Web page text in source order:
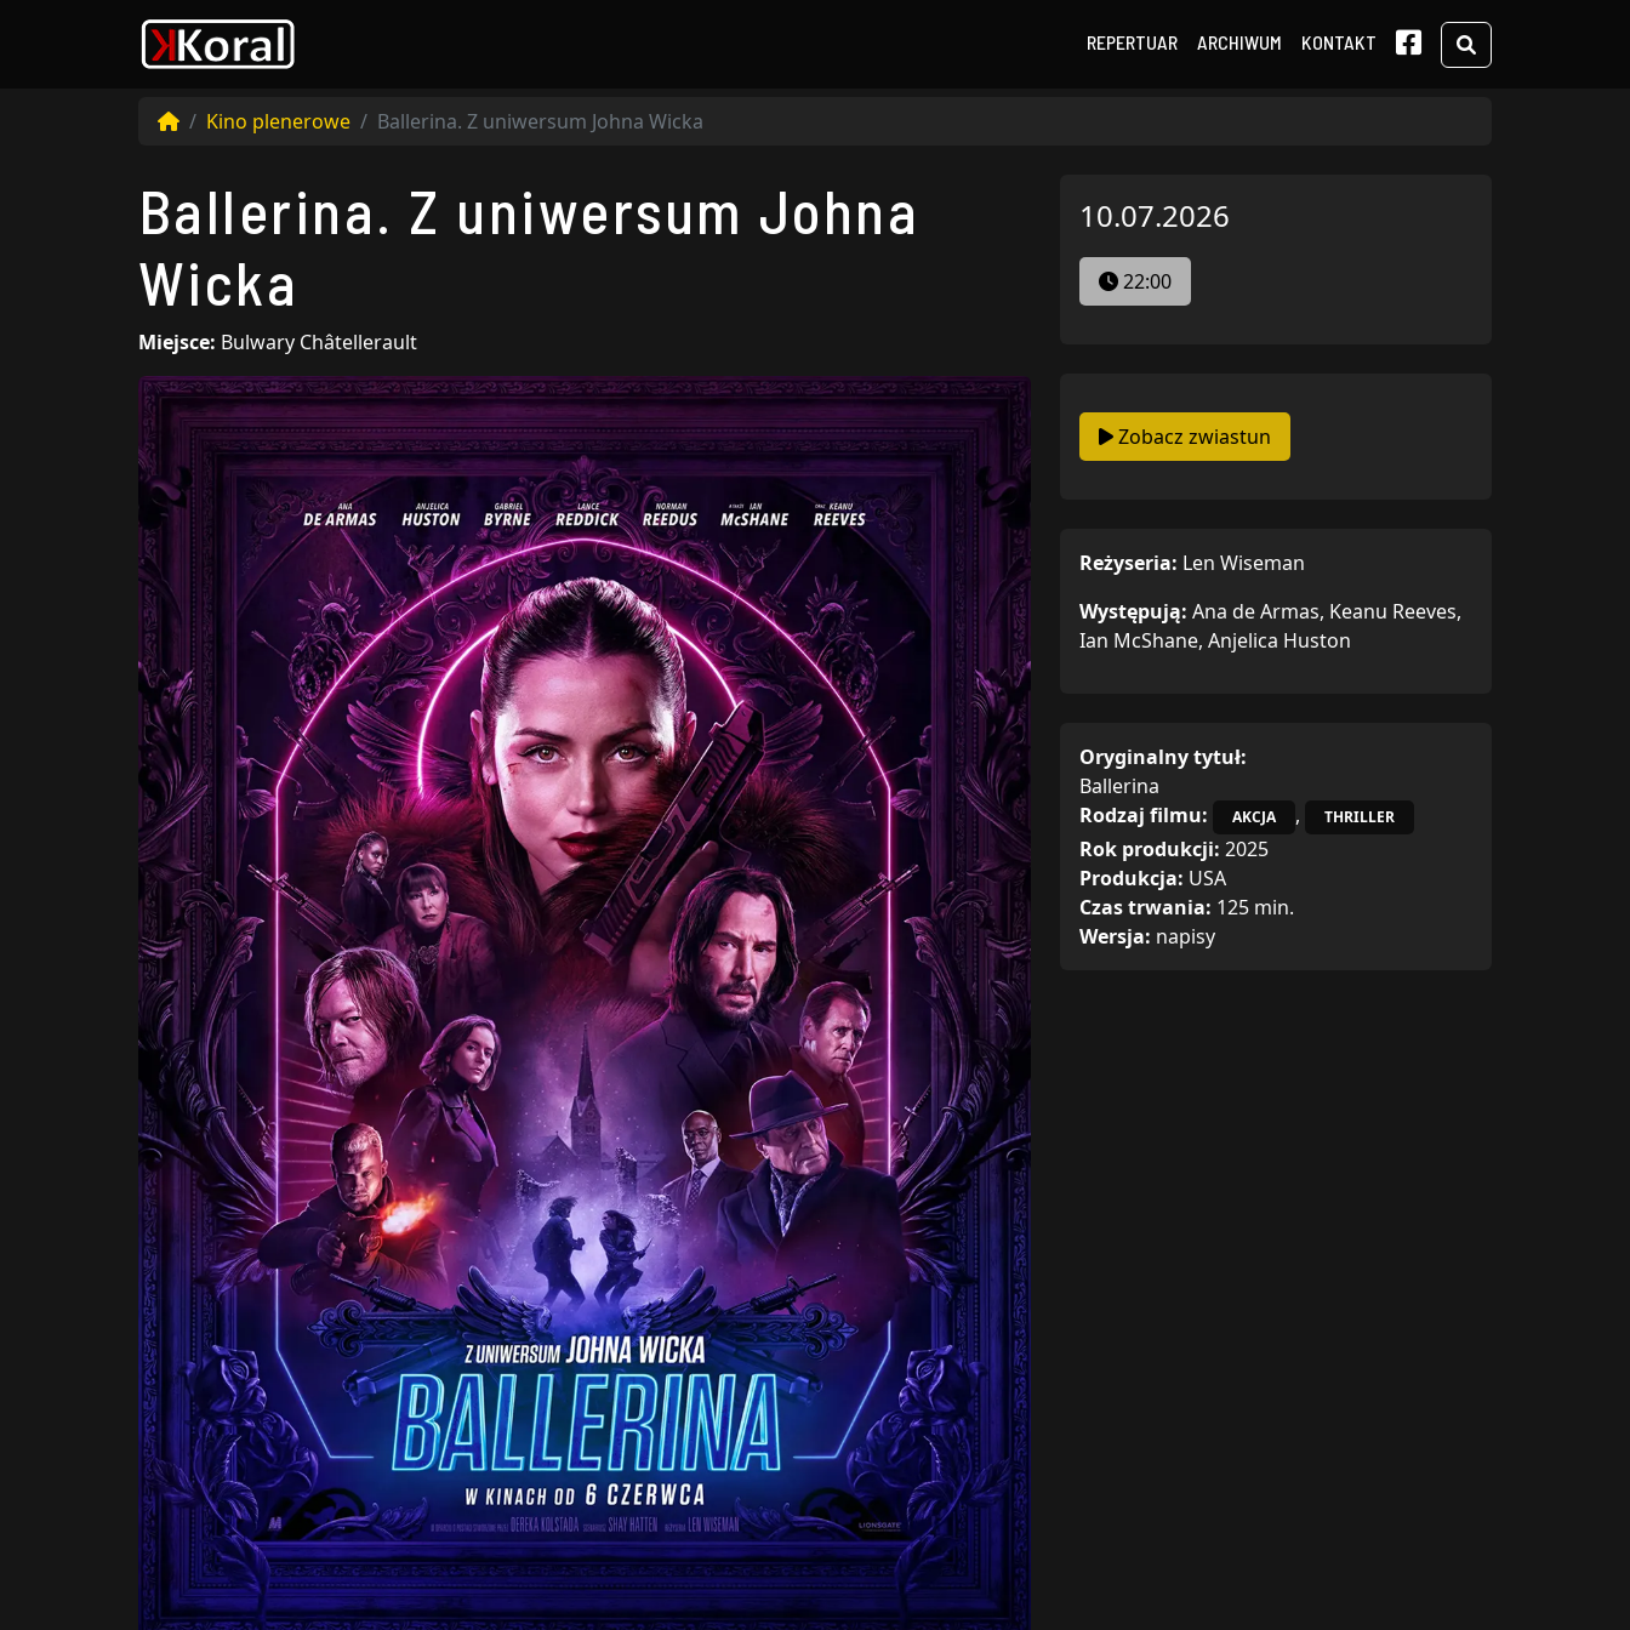
REPERTUAR ARCHIWUM KONTAKT
Kino plenerowe Ballerina. Z uniwersum Johna Wicka
Ballerina. Z uniwersum Johna
Wicka
Miejsce: Bulwary Châtellerault
10.07.2026
22:00
Zobacz zwiastun
Reżyseria: Len Wiseman
Występują: Ana de Armas, Keanu Reeves,
Ian McShane, Anjelica Huston
Oryginalny tytuł:
Ballerina
Rodzaj filmu:
AKCJA , THRILLER
Rok produkcji: 2025
Produkcja: USA
Czas trwania: 125 min.
Wersja: napisy